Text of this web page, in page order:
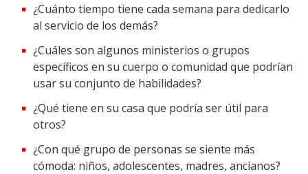
¿Cuánto tiempo tiene cada semana para dedicarlo
al servicio de los demás?
¿Cuáles son algunos ministerios o grupos
específicos en su cuerpo o comunidad que podrían
usar su conjunto de habilidades?
¿Qué tiene en su casa que podría ser útil para
otros?
¿Con qué grupo de personas se siente más
cómoda: niños, adolescentes, madres, ancianos?